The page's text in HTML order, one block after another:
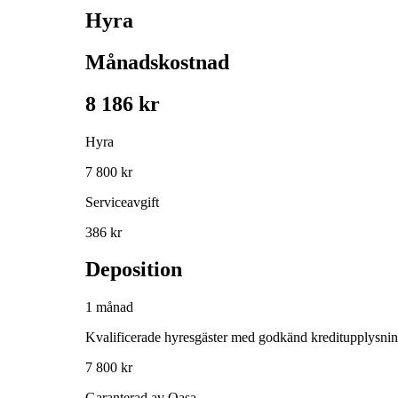
Hyra
Månadskostnad
8 186 kr
Hyra
7 800 kr
Serviceavgift
386 kr
Deposition
1 månad
Kvalificerade hyresgäster med godkänd
7 800 kr